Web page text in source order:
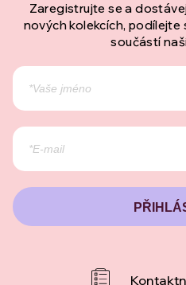
Zaregistrujte se a
nových kolekcích, podílejte
součástí